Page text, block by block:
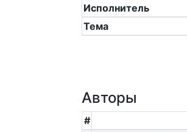
Исполнитель
Тема
Авторы
#